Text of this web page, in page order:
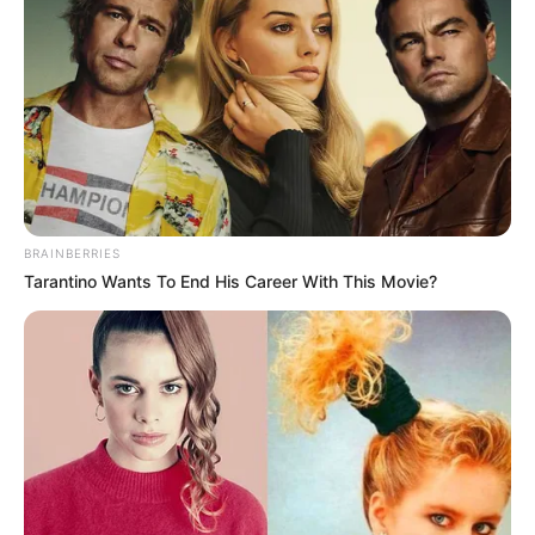
ΑΡΑΓΕ, ΠΟΙΟΣ ΕΛΕΓΧΕΙ ΤΟΝ ΣΤΡΑΤΟ;
ΚΑΙ ΒΕΒΑΙΑ Η ΞΕΦΤΙΛΑ ΤΩΝ ΜΕΣΩΝ ΚΟΙΝ. ΔΙΚΤΥΩΣΗΣ
ΔΕΝ ΕΧΕΙ ΤΕΛΟΣ, ΚΑΘΩΣ ΜΠΛΟΚΑΡΑΝ ΚΑΙ ΤΗΝ ΠΡΩΗΝ
BRAINBERRIES
Tarantino Wants To End His Career With This Movie?